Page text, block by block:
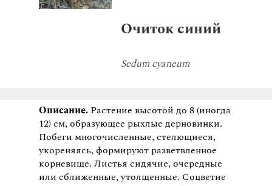
Очиток синий
Sedum cyaneum
Описание. Растение высотой до 8 (иногда
12) см, образующее рыхлые дерновинки.
Побеги многочисленные, стелющиеся,
укореняясь, формируют разветвленное
корневище. Листья сидячие, очередные
или сближенные, утолщенные. Соцветие